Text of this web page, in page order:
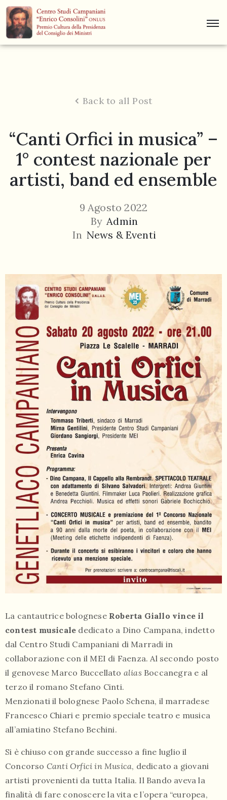
Centro
Museo
Curiosità
Contatti
5943
centrocampana@tiscali.it
Back to all Post
“Canti Orfici in musica” –
1° contest nazionale per
artisti, band ed ensemble
9 Agosto 2022
By Admin
In News & Eventi
La cantautrice bolognese Roberta Giallo vince il
contest musicale dedicato a Dino Campana, indetto
dal Centro Studi Campaniani di Marradi in
collaborazione con il MEI di Faenza. Al secondo posto
il genovese Marco Buccellato alias Boccanegra e al
terzo il romano Stefano Cinti.
Menzionati il bolognese Paolo Schena, il marradese
Francesco Chiari e premio speciale teatro e musica
all’amiatino Stefano Bechini.
Si è chiuso con grande successo a fine luglio il
Concorso Canti Orfici in Musica, dedicato a giovani
artisti provenienti da tutta Italia. Il Bando aveva la
finalità di fare conoscere la vita e l’opera “europea,